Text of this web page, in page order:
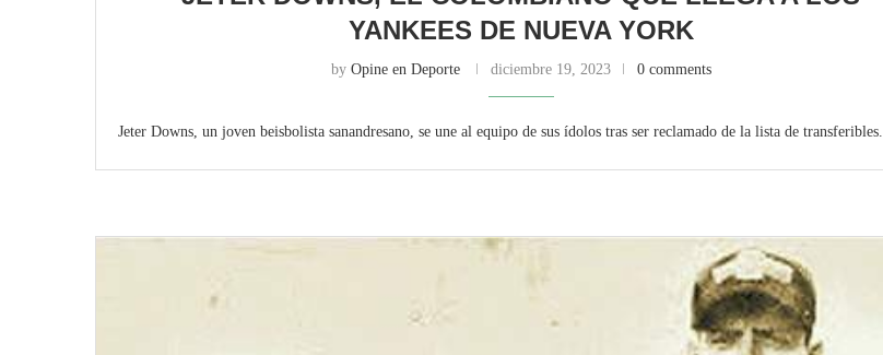
YANKEES DE NUEVA YORK
by Opine en Deporte diciembre 19, 2023 0 comments
Jeter Downs, un joven beisbolista sanandresano, se une al equipo de sus ídolos tras ser reclamado de la lista de transferibles.